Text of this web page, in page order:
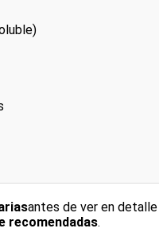
antes de ver en
recomendadas.